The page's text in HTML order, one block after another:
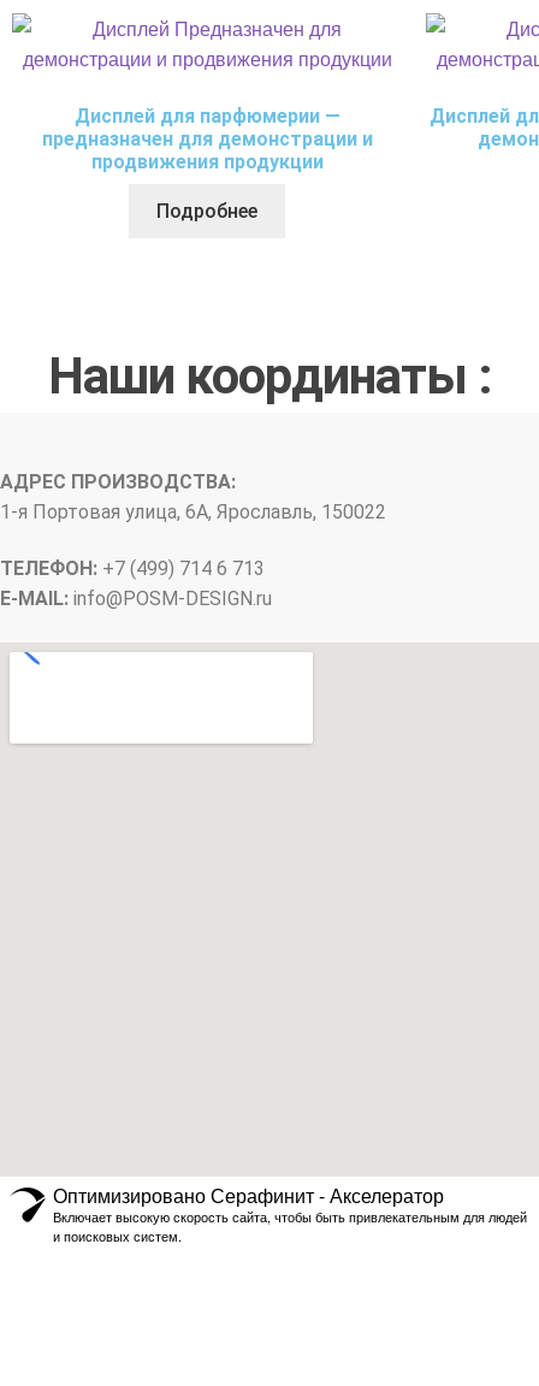
Дисплей для парфюмерии —
предназначен для демонстрации и
продвижения продукции
Подробнее
Дисплей
Наши координаты :
АДРЕС ПРОИЗВОДСТВА:
1-я Портовая улица, 6А, Ярославль, 150022
ТЕЛЕФОН: +7 (499) 714 6 713
E-MAIL: info@POSM-DESIGN.ru
Оптимизировано Серафинит - Акселератор
Включает высокую скорость сайта, чтобы быть привлекательным для людей
и поисковых систем.